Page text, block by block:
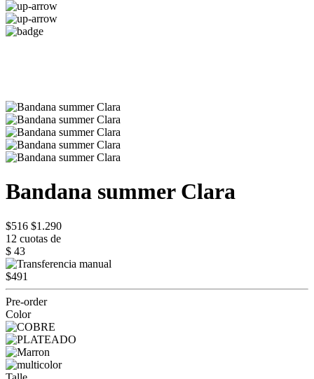
Bandana summer Clara
$516 $1.290
12 cuotas de
$ 43
$491
Pre-order
Color